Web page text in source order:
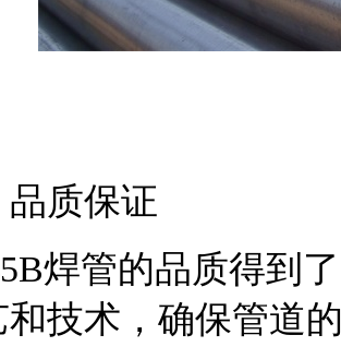
质保证
管的品质得到了
技术，确保管道